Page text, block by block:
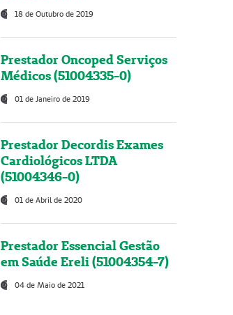
18 de Outubro de 2019
Prestador Oncoped Serviços
Médicos (51004335-0)
01 de Janeiro de 2019
Prestador Decordis Exames
Cardiológicos LTDA
(51004346-0)
01 de Abril de 2020
Prestador Essencial Gestão
em Saúde Ereli (51004354-7)
04 de Maio de 2021